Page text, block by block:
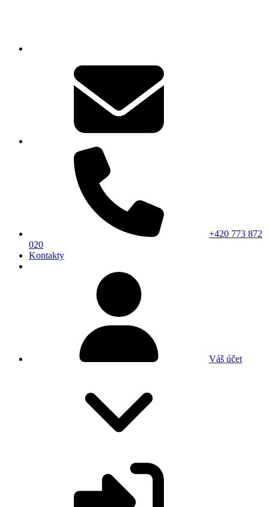
+420 773 872
020
Kontakty
Váš účet